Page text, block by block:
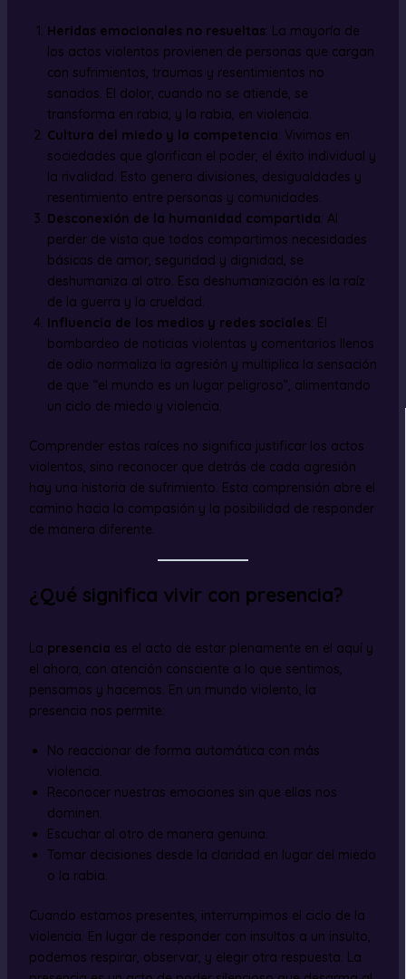
Heridas emocionales no resueltas: La mayoría de
los actos violentos provienen de personas que cargan
con sufrimientos, traumas y resentimientos no
sanados. El dolor, cuando no se atiende, se
transforma en rabia, y la rabia, en violencia.
Cultura del miedo y la competencia: Vivimos en
sociedades que glorifican el poder, el éxito individual y
la rivalidad. Esto genera divisiones, desigualdades y
resentimiento entre personas y comunidades.
Desconexión de la humanidad compartida: Al
perder de vista que todos compartimos necesidades
básicas de amor, seguridad y dignidad, se
deshumaniza al otro. Esa deshumanización es la raíz
de la guerra y la crueldad.
Influencia de los medios y redes sociales: El
bombardeo de noticias violentas y comentarios llenos
de odio normaliza la agresión y multiplica la sensación
de que “el mundo es un lugar peligroso”, alimentando
un ciclo de miedo y violencia.
Comprender estas raíces no significa justificar los actos
violentos, sino reconocer que detrás de cada agresión
hay una historia de sufrimiento. Esta comprensión abre el
camino hacia la compasión y la posibilidad de responder
de manera diferente.
¿Qué significa vivir con presencia?
La presencia es el acto de estar plenamente en el aquí y
el ahora, con atención consciente a lo que sentimos,
pensamos y hacemos. En un mundo violento, la
presencia nos permite:
No reaccionar de forma automática con más
violencia.
Reconocer nuestras emociones sin que ellas nos
dominen.
Escuchar al otro de manera genuina.
Tomar decisiones desde la claridad en lugar del miedo
o la rabia.
Cuando estamos presentes, interrumpimos el ciclo de la
violencia. En lugar de responder con insultos a un insulto,
podemos respirar, observar, y elegir otra respuesta. La